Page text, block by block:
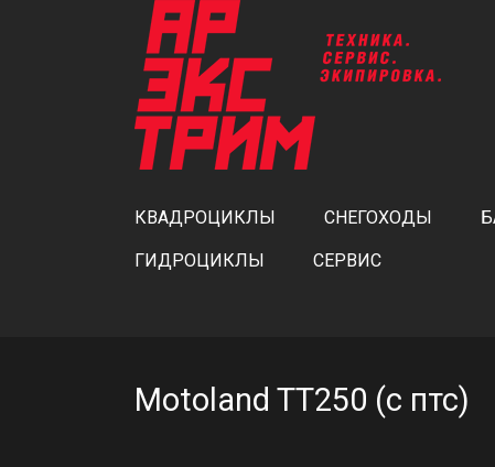
КВАДРОЦИКЛЫ СНЕГОХОДЫ
ГИДРОЦИКЛЫ СЕРВИС
Motoland TT250 (с птс)